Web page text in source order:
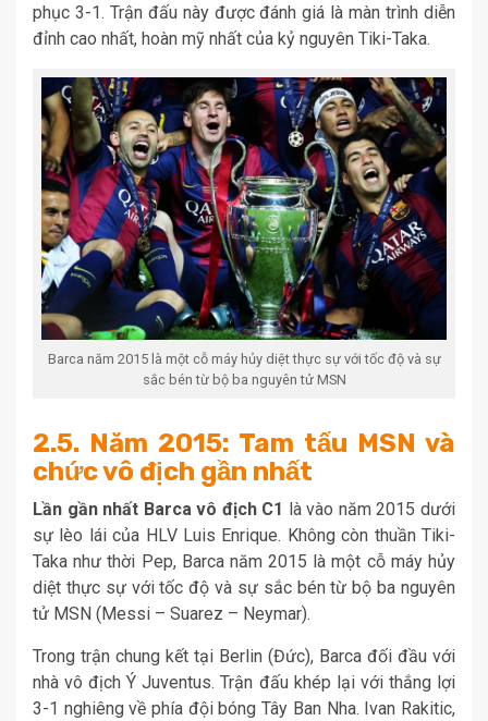
phục 3-1. Trận đấu này được đánh giá là màn trình diễn
đỉnh cao nhất, hoàn mỹ nhất của kỷ nguyên Tiki-Taka.
Barca năm 2015 là một cỗ máy hủy diệt thực sự với tốc độ và sự
sắc bén từ bộ ba nguyên tử MSN
2.5. Năm 2015: Tam tấu MSN và
chức vô địch gần nhất
Lần gần nhất Barca vô địch C1 là vào năm 2015 dưới
sự lèo lái của HLV Luis Enrique. Không còn thuần Tiki-
Taka như thời Pep, Barca năm 2015 là một cỗ máy hủy
diệt thực sự với tốc độ và sự sắc bén từ bộ ba nguyên
tử MSN (Messi – Suarez – Neymar).
Trong trận chung kết tại Berlin (Đức), Barca đối đầu với
nhà vô địch Ý Juventus. Trận đấu khép lại với thắng lợi
3-1 nghiêng về phía đội bóng Tây Ban Nha. Ivan Rakitic,